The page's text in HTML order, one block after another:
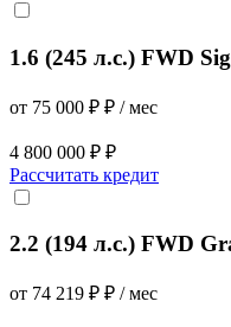
1.6 (245 л.с.) FWD
от 75 000 ₽ ₽ / мес
4 800 000 ₽ ₽
Рассчитать кредит
2.2 (194 л.с.) FWD
от 74 219 ₽ ₽ / мес